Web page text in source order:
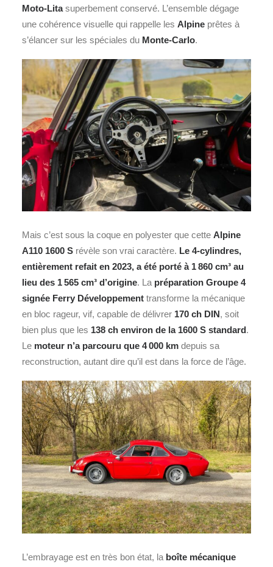
Moto-Litasuperbement conservé. L’ensemble dégage
une cohérence visuelle qui rappelle les Alpine prêtes à
s’élancer sur les spéciales du Monte-Carlo.
Mais c’est sous la coque en polyester que cette Alpine
A110 1600 S révèle son vrai caractère. Le 4‑cylindres,
entièrement refait en 2023, a été porté à 1 860 cm³ au
lieu des 1 565 cm³ d’origine. La préparation Groupe 4
signée Ferry Développement transforme la mécanique
en bloc rageur, vif, capable de délivrer 170 ch DIN, soit
bien plus que les 138 ch environ de la 1600 S standard.
Le moteur n’a parcouru que 4 000 km depuis sa
reconstruction, autant dire qu’il est dans la force de l’âge.
L’embrayage est en très bon état, la boîte mécanique